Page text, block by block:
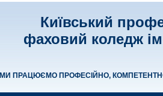
Київський
фаховий коледж
МИ ПРАЦЮЄМО ПРОФЕСІЙНО,